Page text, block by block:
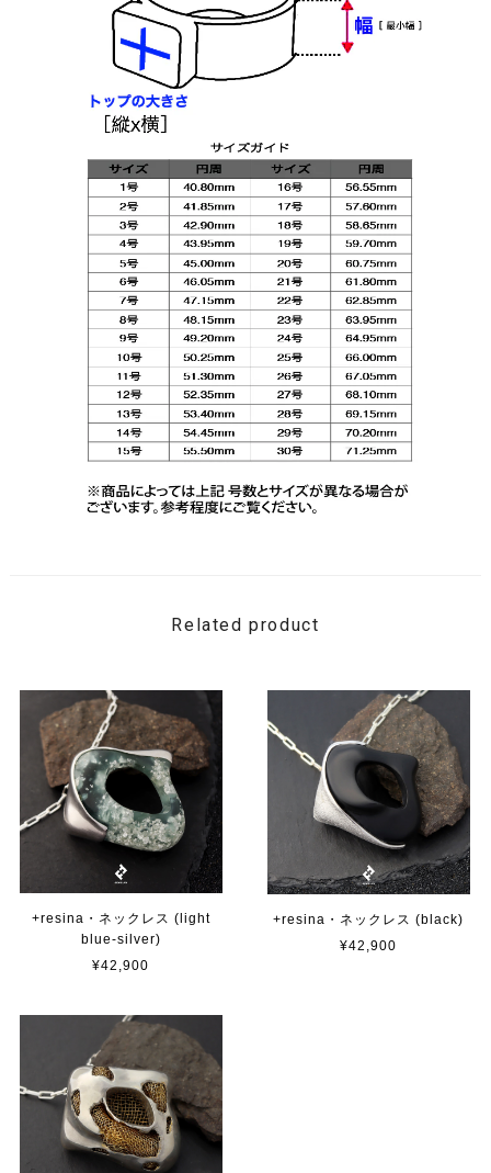
Related product
+resina・ネックレス (light
blue-silver)
¥42,900
+resina・ネックレス (black)
¥42,900